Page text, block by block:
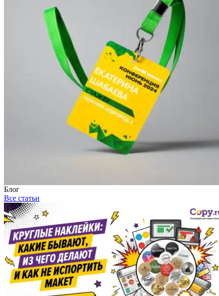
Блог
Все статьи